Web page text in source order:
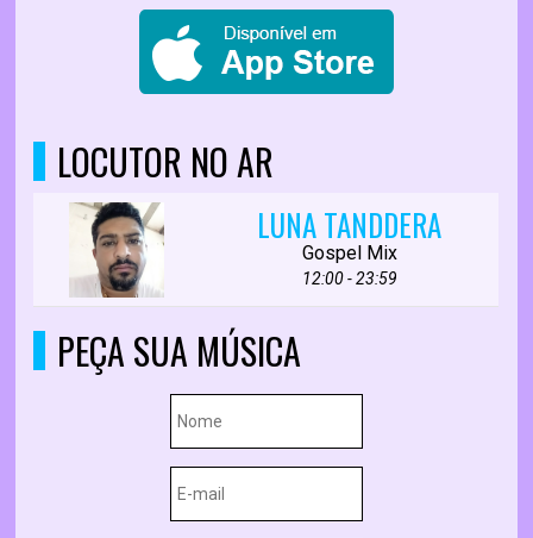
LOCUTOR NO AR
LUNA TANDDERA
Gospel Mix
12:00 - 23:59
PEÇA SUA MÚSICA